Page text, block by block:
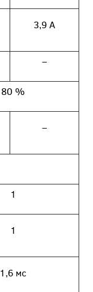
3,9 А
–
80 %
–
1
1
1,6 мс